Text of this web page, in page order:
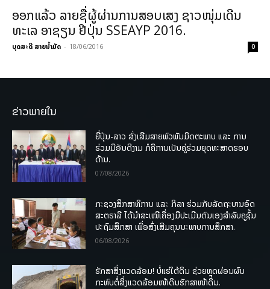
ອອກແລ້ວ ລາຍຊື່ຜູ້ຜ່ານການສອບເສງ ຊາວໜຸ່ມເດີນ
ທະເລ ອາຊຽນ ຢີ່ປຸ່ນ SSEAYP 2016.
ບຸດສະດີ ສາຍນ້ຳມັດ - 18/06/2016 0
ຂ່າວພາຍໃນ
ຍີ່ປຸ່ນ-ລາວ ສົ່ງເສີມສາຍພົວພັນມິດຕະພາບ ແລະ ການ
ຮ່ວມມືອັນດີງາມ ກໍຄືການເປັນຄູ່ຮ່ວມຍຸດທະສາດຮອບ
ດ້ານ.
07/08/2026
ກະຊວງສຶກສາທິການ ແລະ ກິລາ ຮ່ວມກັບລັດຖະບານອົດ
ສະຕຣາລີ ໄດ້ນຳສະເໜີເຄື່ອງມືປະເມີນຕົນເອງສຳລັບຄູຊັ້ນ
ປະຖົມສຶກສາ ເພື່ອສົ່ງເສີມຄຸນນະພາບການສຶກສາ.
06/08/2026
ຮັກສາສິ່ງແວດລ້ອມ! ບໍ່ແຮ່ໃຕ້ດິນ ຊ່ວຍຫຼຸດຜ່ອນຜົນ
ກະທົບຕໍ່ສິ່ງແວດລ້ອມໜ້າດິນຮັກສາໜ້າດິນ.